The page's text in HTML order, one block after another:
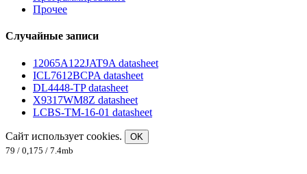
Прочее
Случайные записи
12065A122JAT9A datasheet
ICL7612BCPA datasheet
DL4448-TP datasheet
X9317WM8Z datasheet
LCBS-TM-16-01 datasheet
Сайт использует cookies.
OK
79 / 0,175 / 7.4mb